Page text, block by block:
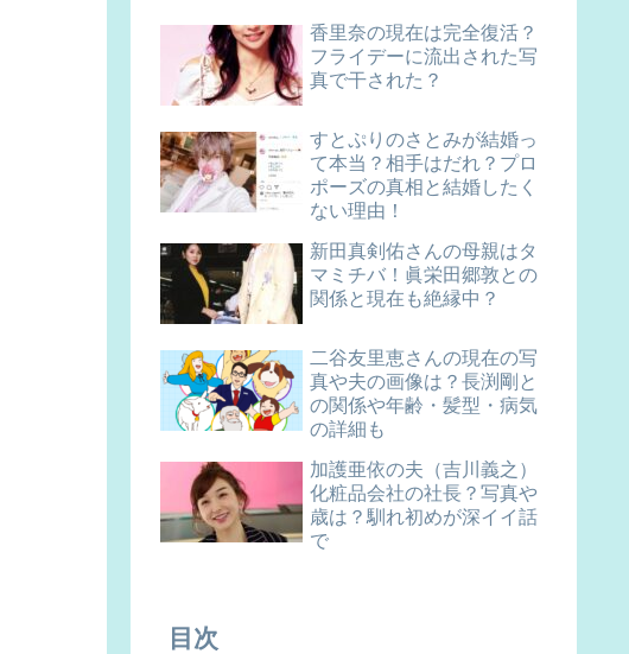
香里奈の現在は完全復活？
フライデーに流出された写
真で干された？
すとぷりのさとみが結婚っ
て本当？相手はだれ？プロ
ポーズの真相と結婚したく
ない理由！
新田真剣佑さんの母親はタ
マミチバ！眞栄田郷敦との
関係と現在も絶縁中？
二谷友里恵さんの現在の写
真や夫の画像は？長渕剛と
の関係や年齢・髪型・病気
の詳細も
加護亜依の夫（吉川義之）
化粧品会社の社長？写真や
歳は？馴れ初めが深イイ話
で
目次